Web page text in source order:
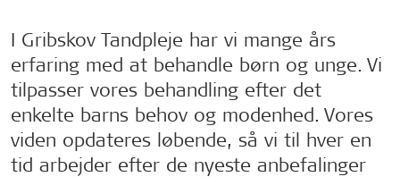
I Gribskov Tandpleje har vi mange års
erfaring med at behandle børn og unge. Vi
tilpasser vores behandling efter det
enkelte barns behov og modenhed. Vores
viden opdateres løbende, så vi til hver en
tid arbejder efter de nyeste anbefalinger